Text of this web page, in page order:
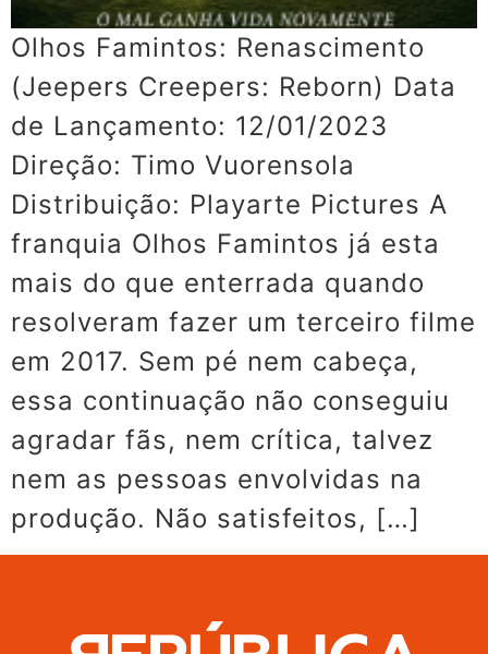
Olhos Famintos: Renascimento
(Jeepers Creepers: Reborn) Data
de Lançamento: 12/01/2023
Direção: Timo Vuorensola
Distribuição: Playarte Pictures A
franquia Olhos Famintos já esta
mais do que enterrada quando
resolveram fazer um terceiro filme
em 2017. Sem pé nem cabeça,
essa continuação não conseguiu
agradar fãs, nem crítica, talvez
nem as pessoas envolvidas na
produção. Não satisfeitos, […]